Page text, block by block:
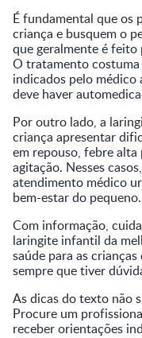
É fundamental que os
criança e busquem o
que geralmente é feito
O tratamento
indicados pelo médico
deve haver
Por outro lado, a
criança apresentar
em repouso, febre alta
agitação. Nesses
atendimento médico
bem-estar do pequeno.
Com informação,
laringite infantil da
saúde para as
sempre que tiver
As dicas do texto não
Procure um
receber orientações